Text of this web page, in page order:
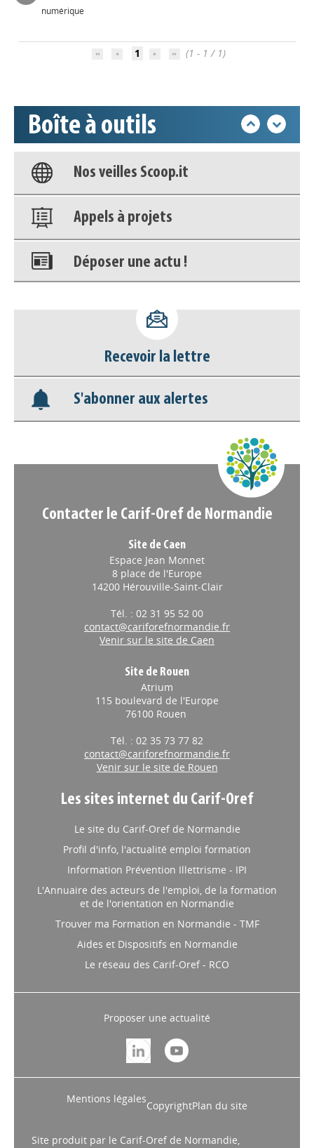
numérique
1 (1 - 1 / 1)
Boîte à outils
Base documentaire
Nos veilles Scoop.it
Appels à projets
Déposer une actu !
déconnecter)
Base documentaire
Nos veilles Scoop.it
Recevoir la lettre
S'abonner aux alertes
Contacter le Carif-Oref de Normandie
Site de Caen
Espace Jean Monnet
8 place de l'Europe
14200 Hérouville-Saint-Clair
Tél. : 02 31 95 52 00
contact@cariforefnormandie.fr
Venir sur le site de Caen
Site de Rouen
Atrium
115 boulevard de l'Europe
76100 Rouen
Tél. : 02 35 73 77 82
contact@cariforefnormandie.fr
Venir sur le site de Rouen
Les sites internet du Carif-Oref
Le site du Carif-Oref de Normandie
Profil d'info, l'actualité emploi formation
Information Prévention Illettrisme - IPI
L'Annuaire des acteurs de l'emploi, de la formation
et de l'orientation en Normandie
Trouver ma Formation en Normandie - TMF
Aides et Dispositifs en Normandie
Le réseau des Carif-Oref - RCO
Proposer une actualité
Mentions légales
CopyrightPlan du site
Site produit par le Carif-Oref de Normandie,